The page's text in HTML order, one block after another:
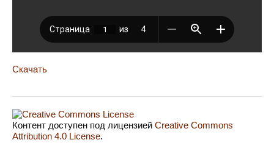
Скачать
Контент доступен под лицензией Creative Commons
Attribution 4.0 License.